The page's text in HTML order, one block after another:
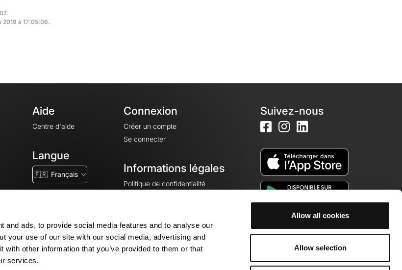
and ads, to provide social media features and to analyse our
your use of our site with our social media, advertising and
other information that you’ve provided to them or that
services.
Allow all cookies
Allow selection
à 17:05:06.
Aide
Centre d'aide
Langue
🇫🇷 Français
Connexion
Créer un compte
Se connecter
Informations légales
Politique de confidentialité
Mentions légales
Paramètres des cookies
Suivez-nous